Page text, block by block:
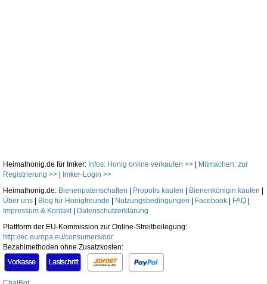
Heimathonig.de für Imker: Infos: Honig online verkaufen >>
Mitmachen: zur
Registrierung >>
Imker-Login >>
Heimathonig.de: Bienenpatenschaften Propolis kaufen Bienenkönigin kaufen
Über uns
Blog für Honigfreunde Nutzungsbedingungen Facebook FAQ
Impressum & Kontakt|
Datenschutzerklärung
Plattform der EU-Kommission zur Online-Streitbeilegung:
http://ec.europa.eu/consumers/odr
Bezahlmethoden ohne Zusatzkosten: